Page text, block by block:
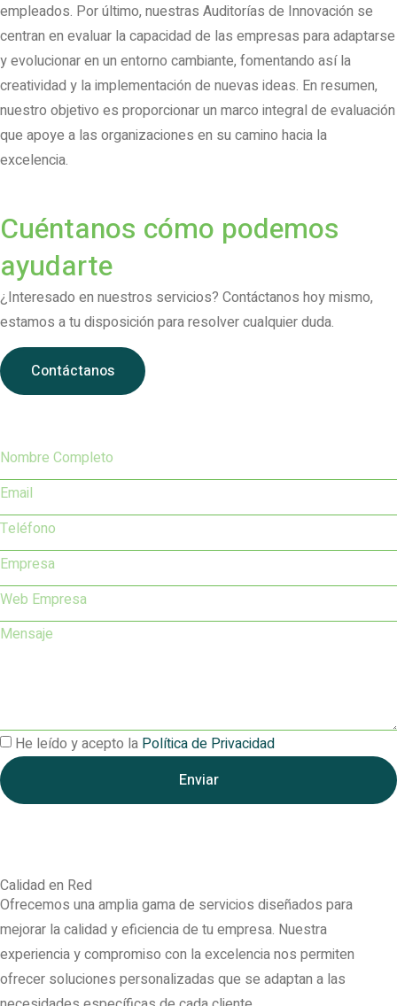
empleados. Por último, nuestras Auditorías de Innovación se
centran en evaluar la capacidad de las empresas para adaptarse
y evolucionar en un entorno cambiante, fomentando así la
creatividad y la implementación de nuevas ideas. En resumen,
nuestro objetivo es proporcionar un marco integral de evaluación
que apoye a las organizaciones en su camino hacia la
excelencia.
Cuéntanos cómo podemos
ayudarte
¿Interesado en nuestros servicios? Contáctanos hoy mismo,
estamos a tu disposición para resolver cualquier duda.
Contáctanos
He leído y acepto la Política de Privacidad
Enviar
Calidad en Red
Ofrecemos una amplia gama de servicios diseñados para
mejorar la calidad y eficiencia de tu empresa. Nuestra
experiencia y compromiso con la excelencia nos permiten
ofrecer soluciones personalizadas que se adaptan a las